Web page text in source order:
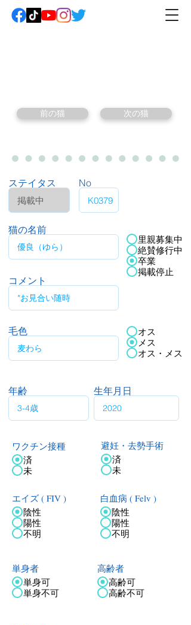
前の猫 次の猫
ステイタス No
猫の名前
コメント
里親募集中
絶賛修行中
卒業
掲載停止
毛色
オス
メス
オス・メス
年齢 生年月日
ワクチン接種
済
未
エイズ ( FIV )
陰性
陽性
不明
避妊・去勢手術
済
未
白血病 ( Felv )
陰性
陽性
不明
単身者
単身可
単身不可
高齢者
高齢可
高齢不可